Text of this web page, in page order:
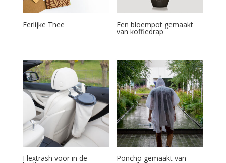
Eerlijke Thee Een bloempot gemaakt
van koffiedrap
Flextrash voor in de Poncho gemaakt van